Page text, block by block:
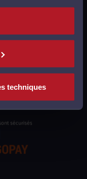
techniques